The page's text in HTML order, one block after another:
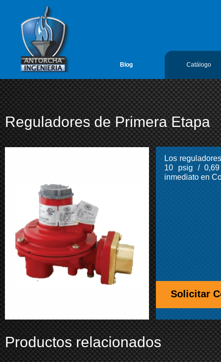
google-site-
Antorcha Ingenieria 1 Catálogo
Blog
Reguladores de Primera Etapa
Los
10 psig / 0,69
inmediato en
Solicitar
Productos relacionados